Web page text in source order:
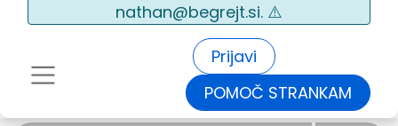
Prijavi
POMOČ STRANKAM
nathan@begrejt.si. ⚠️